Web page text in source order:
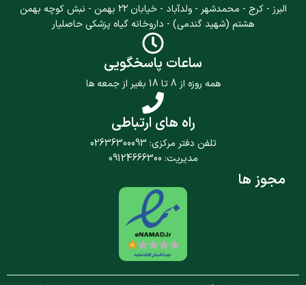
البرز - کرج - محمدشهر - ولدآباد - خیابان ۲۲ بهمن - نبش کوچه بهمن
هشتم (شهید گندمی) - داروخانه گیاه پزشکی حاصلیار
ساعات پاسخگویی
همه روزه از 8 تا 18 بغیر از جمعه ها
راه های ارتباطی
تلفن دفتر مرکزی: 02636300093
مدیریت: 09124666300
مجوز ها